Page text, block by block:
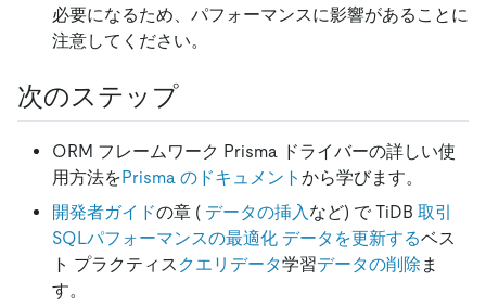
必要になるため、パフォーマンスに影響があることに
注意してください。
次のステップ
ORM フレームワーク Prisma ドライバーの詳しい使
用方法をPrisma のドキュメント から学びます。
開発者ガイドの章 ( データの挿入など) で TiDB 取引
SQLパフォーマンスの最適化 データを更新するベス
ト プラクティス クエリデータ学習データの削除 ま
す。